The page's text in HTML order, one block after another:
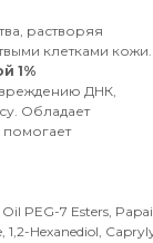
растворяя
клетками кожи.
1%
ДНК,
Обладает
помогает
PEG-7 Esters,
Hexanediol,